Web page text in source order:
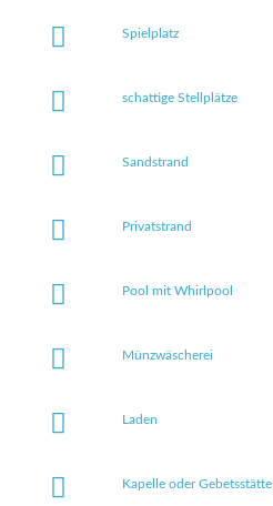
Spielplatz
schattige Stellplätze
Sandstrand
Privatstrand
Pool mit Whirlpool
Münzwäscherei
Laden
Kapelle oder Gebetsstätte